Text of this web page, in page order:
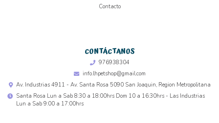
Contacto
CONTÁCTANOS
976938304
info.lhpetshop@gmail.com
Av. Industrias 4911 - Av. Santa Rosa 5090 San Joaquin, Region Metropolitana
Santa Rosa Lun a Sab 8:30 a 18:00hrs Dom 10 a 16:30hrs - Las Industrias
Lun a Sab 9:00 a 17:00hrs